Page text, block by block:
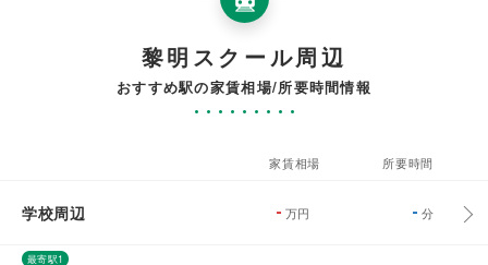
黎明スクール周辺
おすすめ駅の家賃相場/所要時間情報
家賃相場 所要時間
学校周辺 - 万円 - 分
最寄駅1